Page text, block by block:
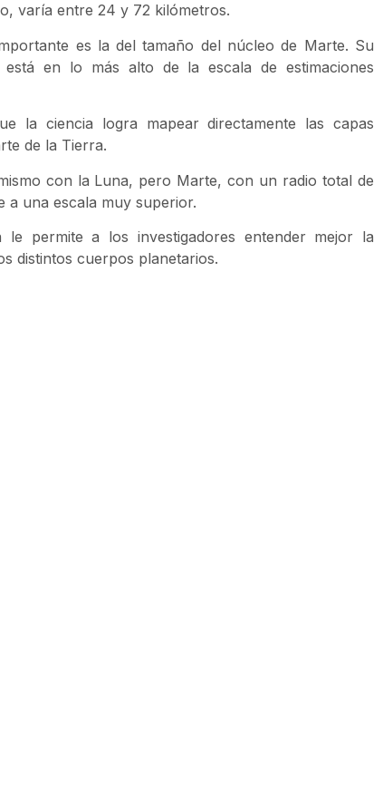
varía entre 24 y 72 kilómetros.
es la del tamaño del núcleo de Marte. Su
está en lo más alto de la escala de estimaciones
la ciencia logra mapear directamente las capas
de la Tierra.
con la Luna, pero Marte, con un radio total de
a una escala muy superior.
le permite a los investigadores entender mejor la
distintos cuerpos planetarios.